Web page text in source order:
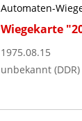
Automaten-
Wiegekarte
1975.08.15
unbekannt (DDR)